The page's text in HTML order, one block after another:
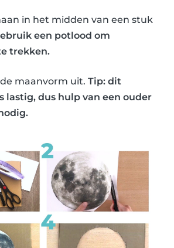
in het midden van een stuk
een potlood om
trekken.
maanvorm uit. Tip: dit
lastig, dus hulp van een ouder